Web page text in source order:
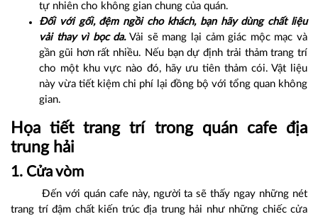
tự nhiên cho không gian chung của quán.
Đối với gối, đệm ngồi cho khách, bạn hãy dùng chất liệu
vải thay vì bọc da.Vải sẽ mang lại cảm giác mộc mạc và
gần gũi hơn rất nhiều. Nếu bạn dự định trải thảm trang trí
cho một khu vực nào đó, hãy ưu tiên thảm cói. Vật liệu
này vừa tiết kiệm chi phí lại đồng bộ với tổng quan không
gian.
Họa tiết trang trí trong quán cafe địa
trung hải
1. Cửa vòm
Đến với quán cafe này, người ta sẽ thấy ngay những nét
trang trí đậm chất kiến trúc địa trung hải như những chiếc cửa